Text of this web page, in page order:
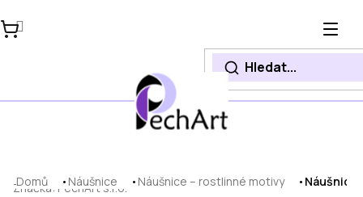
na
obsah
Domů Náušnice Náušnice – rostlinné motivy Náušnice
Značka: PechArt s.r.o.